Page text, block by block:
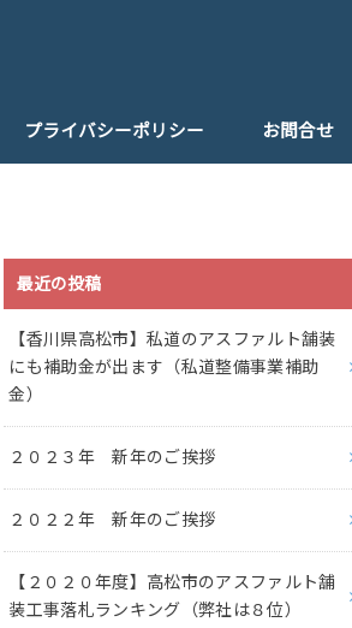
プライバシーポリシー お問合せ
最近の投稿
【香川県高松市】私道のアスファルト舗装
にも補助金が出ます（私道整備事業補助
金）
２０２３年 新年のご挨拶
２０２２年 新年のご挨拶
【２０２０年度】高松市のアスファルト舗
装工事落札ランキング（弊社は８位）